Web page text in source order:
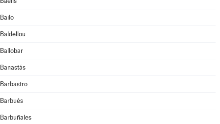
Bailo
Baldellou
Ballobar
Banastás
Barbastro
Barbués
Barbuñales